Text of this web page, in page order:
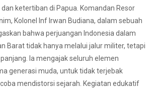
ketertiban di Papua. Komandan Resor
Kolonel Inf Irwan Budiana, dalam sebuah
bahwa perjuangan Indonesia dalam
Barat tidak hanya melalui jalur militer, tetapi
Ia mengajak seluruh elemen
generasi muda, untuk tidak terjebak
mendistorsi sejarah. Kegiatan edukatif